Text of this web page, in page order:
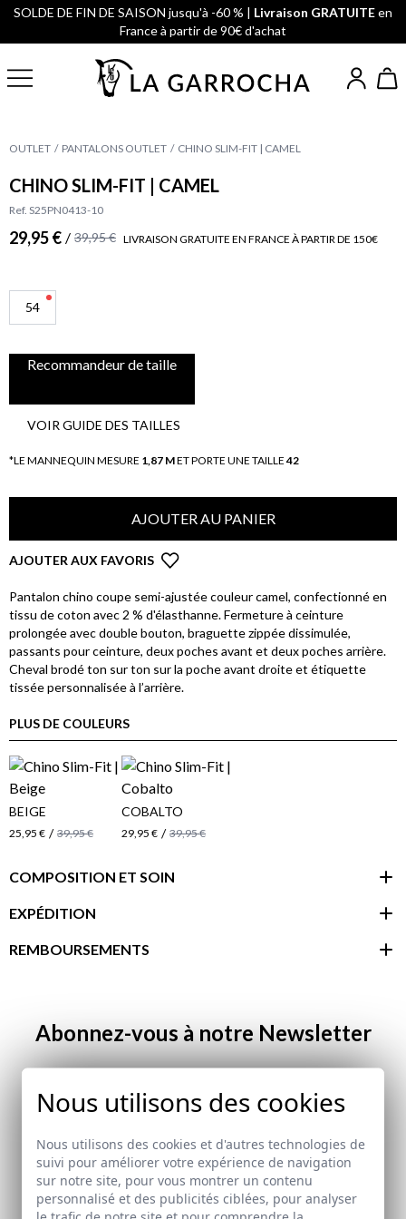
SOLDE DE FIN DE SAISON jusqu'à -60 % | Livraison GRATUITEen
France à partir de 90€ d'achat
OUTLET PANTALONS OUTLET CHINO SLIM-FIT | CAMEL
CHINO SLIM-FIT | CAMEL
Ref. S25PN0413-10
29,95 € / 39,95 € LIVRAISON GRATUITE EN FRANCE À PARTIR DE 150€
54
Recommandeur de taille
VOIR GUIDE DES TAILLES
*LE MANNEQUIN MESURE 1,87 MET PORTE UNE TAILLE42
AJOUTER AU PANIER
AJOUTER AUX FAVORIS
Pantalon chino coupe semi-ajustée couleur camel, confectionné en
tissu de coton avec 2 % d'élasthanne. Fermeture à ceinture
prolongée avec double bouton, braguette zippée dissimulée,
passants pour ceinture, deux poches avant et deux poches arrière.
Cheval brodé ton sur ton sur la poche avant droite et étiquette
tissée personnalisée à l’arrière.
PLUS DE COULEURS
BEIGE
25,95 € / 39,95 €
COBALTO
29,95 € / 39,95 €
COMPOSITION ET SOIN
EXPÉDITION
REMBOURSEMENTS
Abonnez-vous à notre Newsletter
Email
J'ai lu et j'accepte votrepolitique de protection des
données
Nous utilisons des cookies
Nous utilisons des cookies et d'autres technologies de
suivi pour améliorer votre expérience de navigation
sur notre site, pour vous montrer un contenu
personnalisé et des publicités ciblées, pour analyser